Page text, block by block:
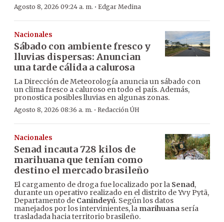
Agosto 8, 2026 09:24 a. m. · Edgar Medina
Nacionales
Sábado con ambiente fresco y
lluvias dispersas: Anuncian
una tarde cálida a calurosa
La Dirección de Meteorología anuncia un sábado con
un clima fresco a caluroso en todo el país. Además,
pronostica posibles lluvias en algunas zonas.
Agosto 8, 2026 08:36 a. m. · Redacción ÚH
Nacionales
Senad incauta 728 kilos de
marihuana que tenían como
destino el mercado brasileño
El cargamento de droga fue localizado por la Senad,
durante un operativo realizado en el distrito de Yvy Pytã,
Departamento de Canindeyú. Según los datos
manejados por los intervinientes, la marihuana sería
trasladada hacia territorio brasileño.